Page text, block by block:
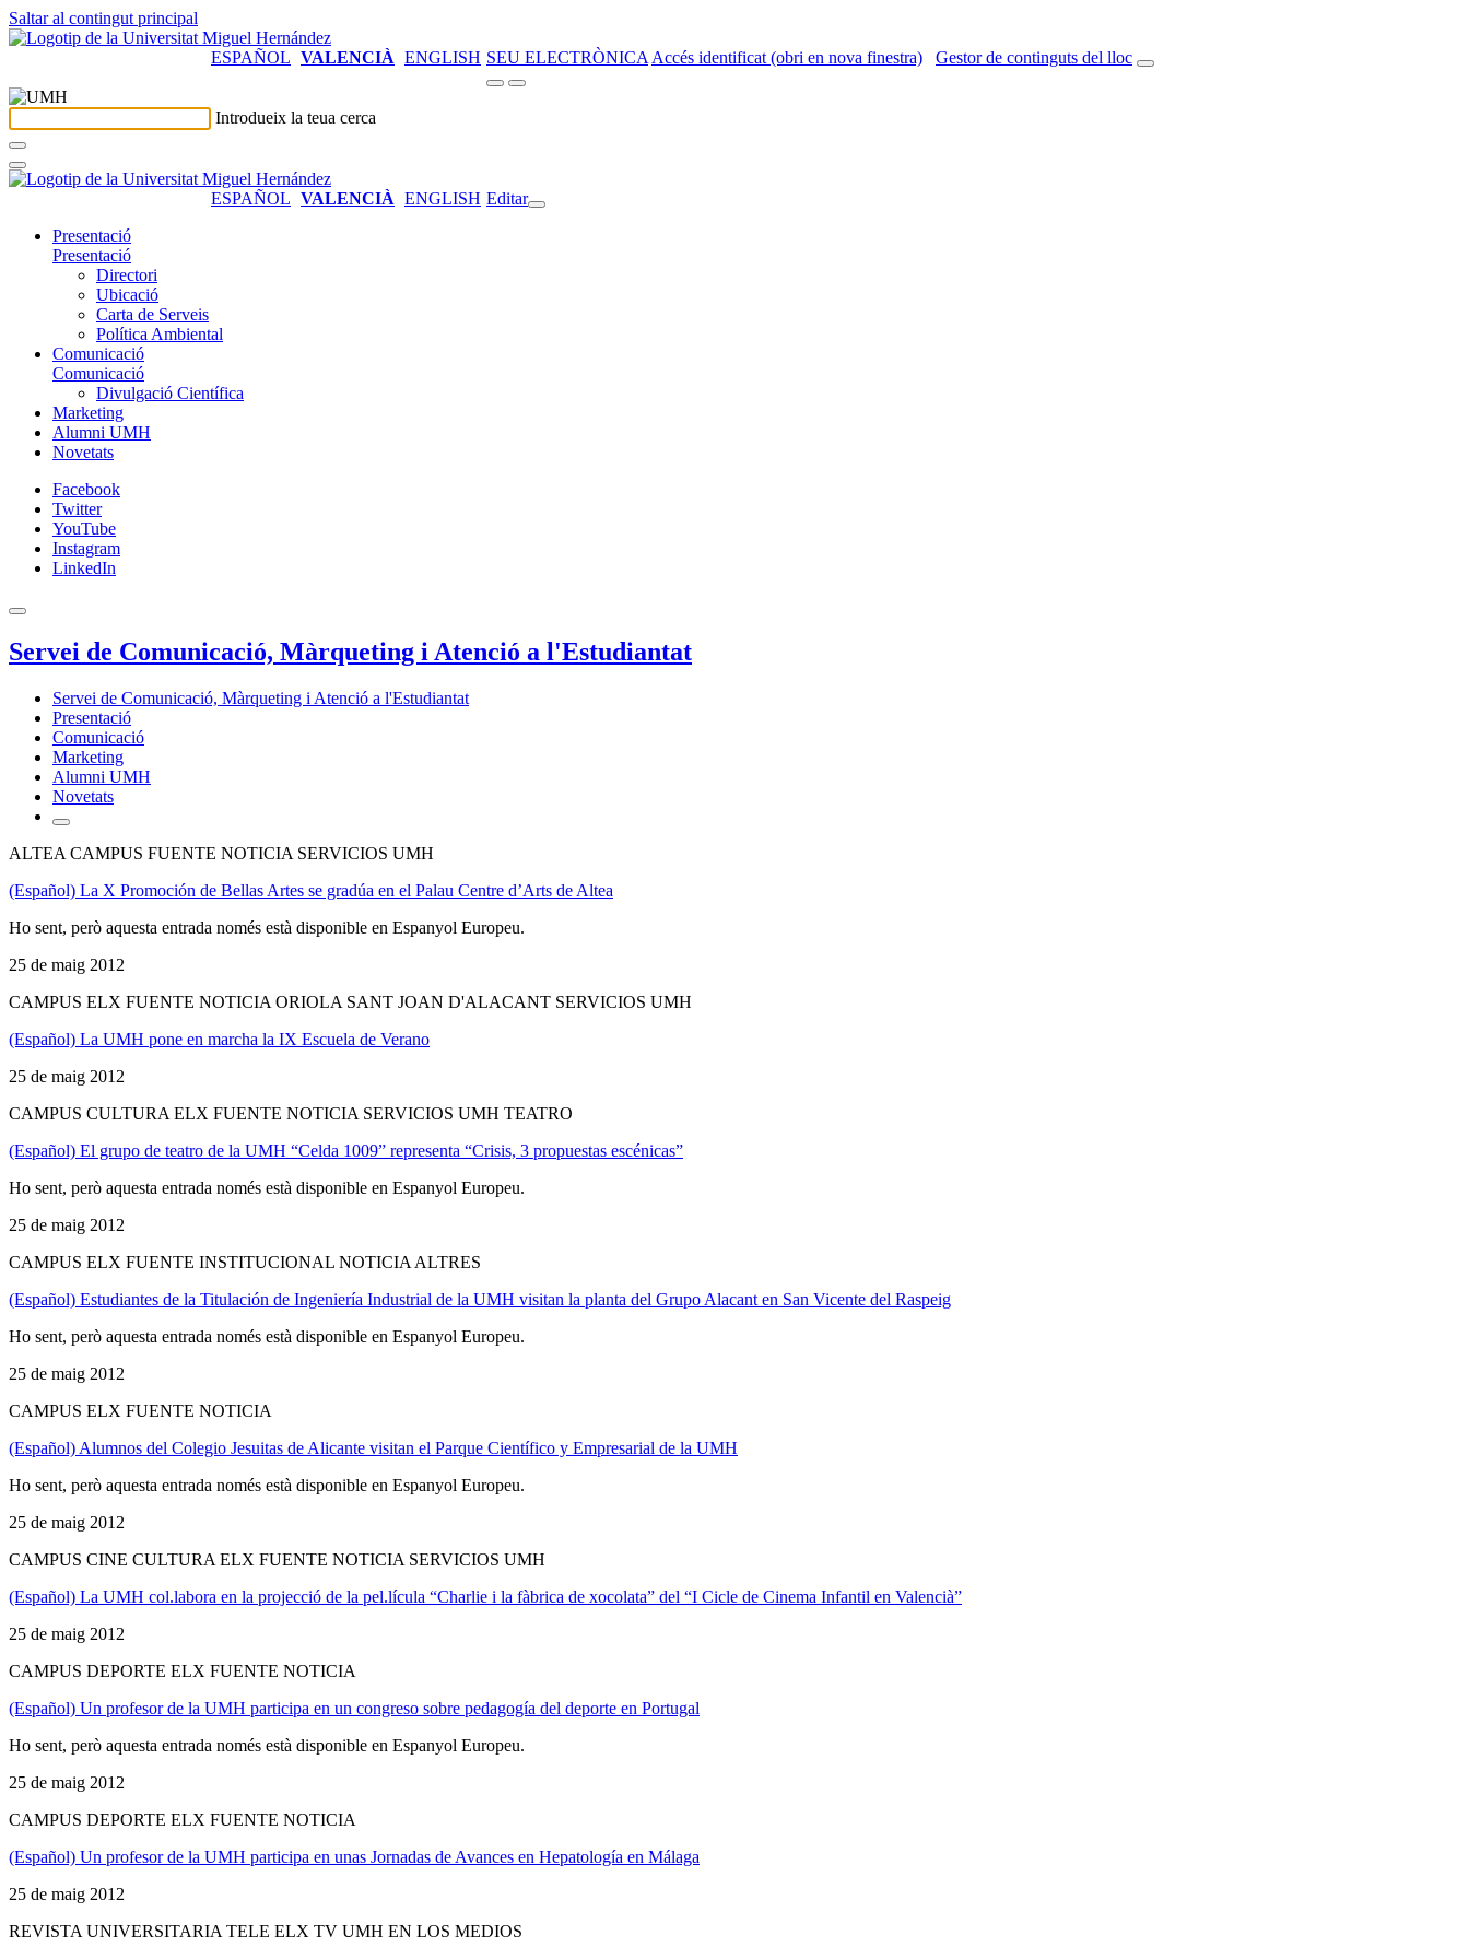
Saltar al contingut principal
ESPAÑOL VALENCIÀ ENGLISH SEU ELECTRÒNICA Accés identificat (obri en nova finestra) Gestor de continguts del lloc
Introdueix la teua cerca
ESPAÑOL VALENCIÀ ENGLISH Editar
Presentació
Presentació
Directori
Ubicació
Carta de Serveis
Política Ambiental
Comunicació
Comunicació
Divulgació Científica
Marketing
Alumni UMH
Novetats
Facebook
Twitter
YouTube
Instagram
LinkedIn
Servei de Comunicació, Màrqueting i Atenció a l'Estudiantat
Servei de Comunicació, Màrqueting i Atenció a l'Estudiantat
Presentació
Comunicació
Marketing
Alumni UMH
Novetats
ALTEA CAMPUS FUENTE NOTICIA SERVICIOS UMH
(Español) La X Promoción de Bellas Artes se gradúa en el Palau Centre d’Arts de Altea
Ho sent, però aquesta entrada només està disponible en Espanyol Europeu.
25 de maig 2012
CAMPUS ELX FUENTE NOTICIA ORIOLA SANT JOAN D'ALACANT SERVICIOS UMH
(Español) La UMH pone en marcha la IX Escuela de Verano
25 de maig 2012
CAMPUS CULTURA ELX FUENTE NOTICIA SERVICIOS UMH TEATRO
(Español) El grupo de teatro de la UMH “Celda 1009” representa “Crisis, 3 propuestas escénicas”
Ho sent, però aquesta entrada només està disponible en Espanyol Europeu.
25 de maig 2012
CAMPUS ELX FUENTE INSTITUCIONAL NOTICIA ALTRES
(Español) Estudiantes de la Titulación de Ingeniería Industrial de la UMH visitan la planta del Grupo Alacant en San Vicente del Raspeig
Ho sent, però aquesta entrada només està disponible en Espanyol Europeu.
25 de maig 2012
CAMPUS ELX FUENTE NOTICIA
(Español) Alumnos del Colegio Jesuitas de Alicante visitan el Parque Científico y Empresarial de la UMH
Ho sent, però aquesta entrada només està disponible en Espanyol Europeu.
25 de maig 2012
CAMPUS CINE CULTURA ELX FUENTE NOTICIA SERVICIOS UMH
(Español) La UMH col.labora en la projecció de la pel.lícula “Charlie i la fàbrica de xocolata” del “I Cicle de Cinema Infantil en Valencià”
25 de maig 2012
CAMPUS DEPORTE ELX FUENTE NOTICIA
(Español) Un profesor de la UMH participa en un congreso sobre pedagogía del deporte en Portugal
Ho sent, però aquesta entrada només està disponible en Espanyol Europeu.
25 de maig 2012
CAMPUS DEPORTE ELX FUENTE NOTICIA
(Español) Un profesor de la UMH participa en unas Jornadas de Avances en Hepatología en Málaga
25 de maig 2012
REVISTA UNIVERSITARIA TELE ELX TV UMH EN LOS MEDIOS